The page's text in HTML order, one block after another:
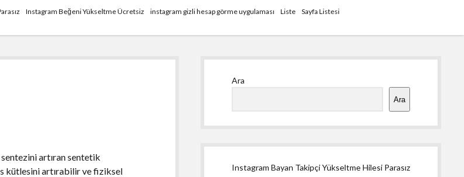
Instagram Beğeni Yükseltme Ücretsiz instagram gizli hesap görme uygulaması Liste
Sayfa Listesi
artıran sentetik
kütlesini artırabilir ve fiziksel
Ara
Ara
Instagram Bayan Takipçi Yükseltme Hilesi Parasız